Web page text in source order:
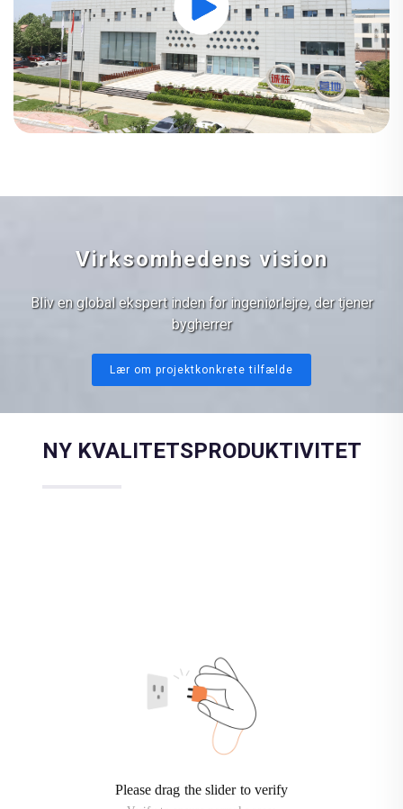
Virksomhedens vision
Bliv en global ekspert inden for ingeniørlejre, der tjener
bygherrer
Lær om projektkonkrete tilfælde
NY KVALITETSPRODUKTIVITET